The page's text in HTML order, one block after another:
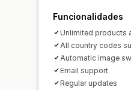
Funcionalidades
Unlimited products
All country codes
Automatic image
Email support
Regular updates